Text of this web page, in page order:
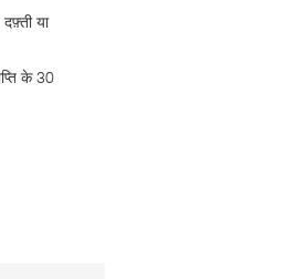
या
के 30